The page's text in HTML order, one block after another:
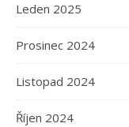
Leden 2025
Prosinec 2024
Listopad 2024
Říjen 2024